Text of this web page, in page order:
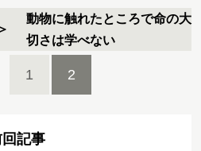
動物に触れたところで命の大
切さは学べない
1 2
記事